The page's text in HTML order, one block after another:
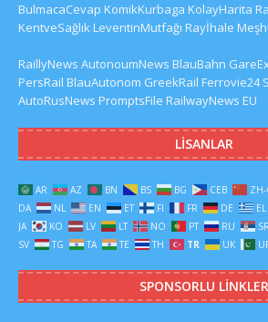
BulmacaCevap KomikKurbaga KolayHarita
KentveSağlıkLeventinMutfağı Rayİhale
RaillyNews AutonoumNews BlauBahn
PersRail BlauAutonom GreekRail Ferrovie24
AutoRusNews PromptsFile RailwayNews EU
LISANLAR
AR AZ BN BS BG CEB ZH-
DA
NL EN ET FI FR DE EL
JA
KO LV LT NO PT RU
SV
TG TA TE TH TR UK
SPONSORLU LINKLER